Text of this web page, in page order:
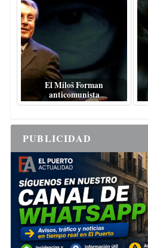
El Miloš Forman
anticomunista
PUBLICIDAD